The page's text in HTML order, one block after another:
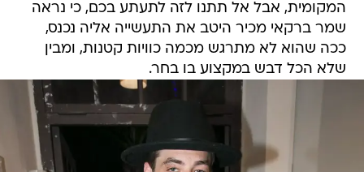
המקומית, אבל אל תתנו לזה לתעתע בכם, כי נראה
שמר ברקאי מכיר היטב את התעשייה אליה נכנס,
ככה שהוא לא מתרגש מכמה כוויות קטנות, ומבין
שלא הכל דבש במקצוע בו בחר.